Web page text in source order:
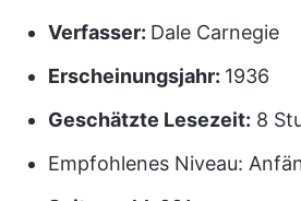
Verfasser: Dale Carnegie
Erscheinungsjahr: 1936
Geschätzte Lesezeit: 8
Empfohlenes Niveau: